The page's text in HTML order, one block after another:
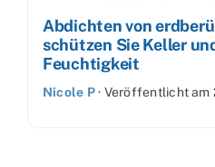
Abdichten von
schützen Sie Keller
Feuchtigkeit
Nicole P· Veröffentlicht am